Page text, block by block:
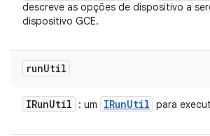
descreve as opções de dispositivo a
dispositivo GCE.
runUtil
IRunUtil : um IRunUtil para